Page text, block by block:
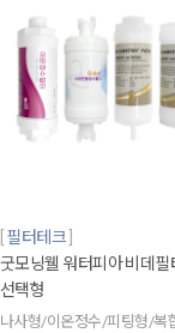
필터테크
굿모닝웰 워터피아 비데필
선택형
나사형/이온정수/피팅형/복